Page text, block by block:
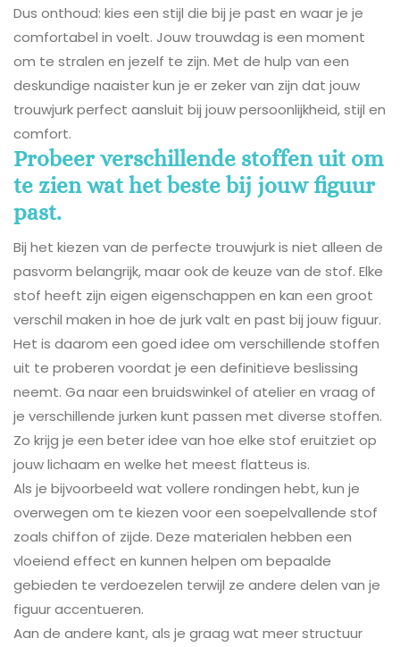
Dus onthoud: kies een stijl die bij je past en waar je je
comfortabel in voelt. Jouw trouwdag is een moment
om te stralen en jezelf te zijn. Met de hulp van een
deskundige naaister kun je er zeker van zijn dat jouw
trouwjurk perfect aansluit bij jouw persoonlijkheid, stijl en
comfort.
Probeer verschillende stoffen uit om
te zien wat het beste bij jouw figuur
past.
Bij het kiezen van de perfecte trouwjurk is niet alleen de
pasvorm belangrijk, maar ook de keuze van de stof. Elke
stof heeft zijn eigen eigenschappen en kan een groot
verschil maken in hoe de jurk valt en past bij jouw figuur.
Het is daarom een goed idee om verschillende stoffen
uit te proberen voordat je een definitieve beslissing
neemt. Ga naar een bruidswinkel of atelier en vraag of
je verschillende jurken kunt passen met diverse stoffen.
Zo krijg je een beter idee van hoe elke stof eruitziet op
jouw lichaam en welke het meest flatteus is.
Als je bijvoorbeeld wat vollere rondingen hebt, kun je
overwegen om te kiezen voor een soepelvallende stof
zoals chiffon of zijde. Deze materialen hebben een
vloeiend effect en kunnen helpen om bepaalde
gebieden te verdoezelen terwijl ze andere delen van je
figuur accentueren.
Aan de andere kant, als je graag wat meer structuur